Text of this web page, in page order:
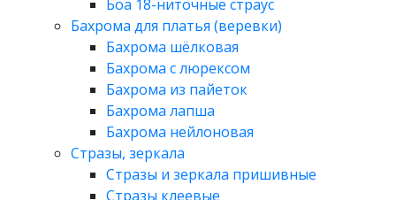
Боа 18-ниточные страус
Бахрома для платья (веревки)
Бахрома шёлковая
Бахрома с люрексом
Бахрома из пайеток
Бахрома лапша
Бахрома нейлоновая
Стразы, зеркала
Стразы и зеркала пришивные
Стразы клеевые